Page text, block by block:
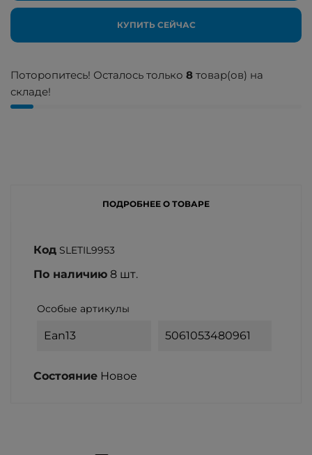
КУПИТЬ СЕЙЧАС
Поторопитесь! Осталось только 8 товар(ов) на
складе!
ПОДРОБНЕЕ О ТОВАРЕ
Код SLETIL9953
По наличию 8 шт.
Особые артикулы
Ean13 5061053480961
Состояние Новое